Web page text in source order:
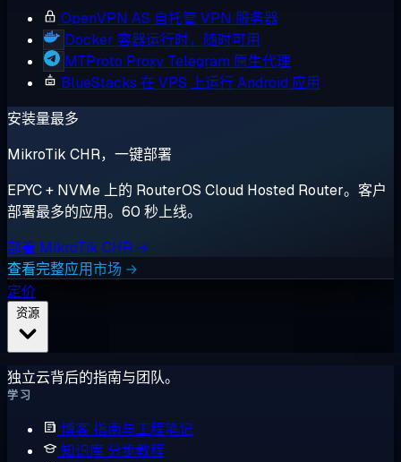
OpenVPN AS 自托管 VPN 服务器
Docker 容器运行时，随时可用
MTProto Proxy Telegram 原生代理
BlueStacks 在 VPS 上运行 Android 应用
安装量最多
MikroTik CHR，一键部署
EPYC + NVMe 上的 RouterOS Cloud Hosted Router。客户
部署最多的应用。60 秒上线。
部署 MikroTik CHR →
查看完整应用市场 →
定价
独立云背后的指南与团队。
学习
博客指南与工程笔记
知识库 分步教程